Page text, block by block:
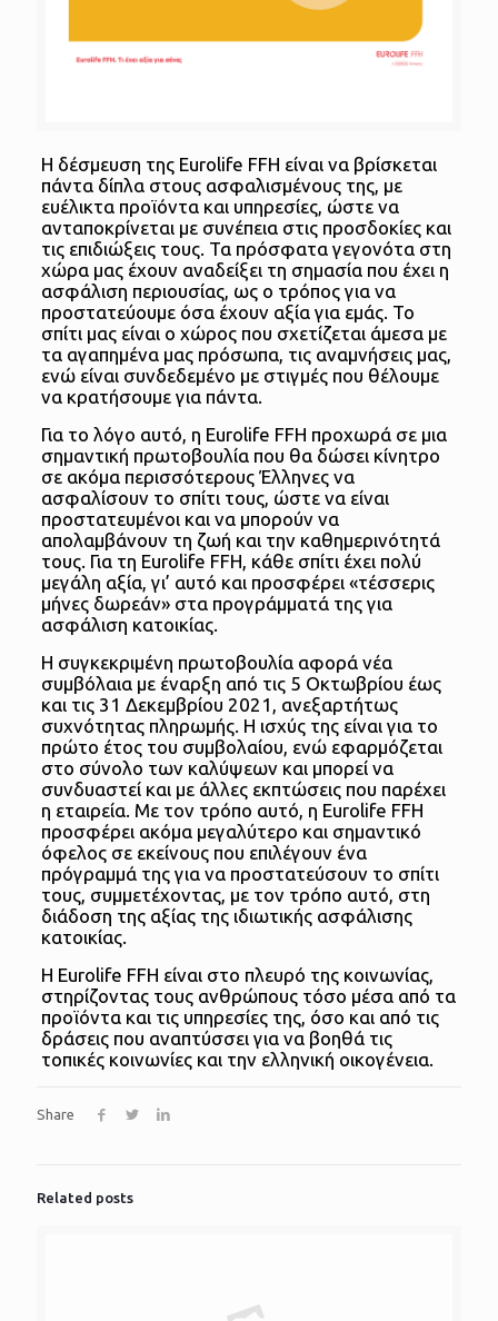
Η δέσμευση της Eurolife FFH είναι να βρίσκεται
πάντα δίπλα στους ασφαλισμένους της, με
ευέλικτα προϊόντα και υπηρεσίες, ώστε να
ανταποκρίνεται με συνέπεια στις προσδοκίες και
τις επιδιώξεις τους. Τα πρόσφατα γεγονότα στη
χώρα μας έχουν αναδείξει τη σημασία που έχει η
ασφάλιση περιουσίας, ως ο τρόπος για να
προστατεύουμε όσα έχουν αξία για εμάς. Το
σπίτι μας είναι ο χώρος που σχετίζεται άμεσα με
τα αγαπημένα μας πρόσωπα, τις αναμνήσεις μας,
ενώ είναι συνδεδεμένο με στιγμές που θέλουμε
να κρατήσουμε για πάντα.
Για το λόγο αυτό, η Eurolife FFH προχωρά σε μια
σημαντική πρωτοβουλία που θα δώσει κίνητρο
σε ακόμα περισσότερους Έλληνες να
ασφαλίσουν το σπίτι τους, ώστε να είναι
προστατευμένοι και να μπορούν να
απολαμβάνουν τη ζωή και την καθημερινότητά
τους. Για τη Eurolife FFH, κάθε σπίτι έχει πολύ
μεγάλη αξία, γι’ αυτό και προσφέρει «τέσσερις
μήνες δωρεάν» στα προγράμματά της για
ασφάλιση κατοικίας.
Η συγκεκριμένη πρωτοβουλία αφορά νέα
συμβόλαια με έναρξη από τις 5 Οκτωβρίου έως
και τις 31 Δεκεμβρίου 2021, ανεξαρτήτως
συχνότητας πληρωμής. Η ισχύς της είναι για το
πρώτο έτος του συμβολαίου, ενώ εφαρμόζεται
στο σύνολο των καλύψεων και μπορεί να
συνδυαστεί και με άλλες εκπτώσεις που παρέχει
η εταιρεία. Με τον τρόπο αυτό, η Eurolife FFH
προσφέρει ακόμα μεγαλύτερο και σημαντικό
όφελος σε εκείνους που επιλέγουν ένα
πρόγραμμά της για να προστατεύσουν το σπίτι
τους, συμμετέχοντας, με τον τρόπο αυτό, στη
διάδοση της αξίας της ιδιωτικής ασφάλισης
κατοικίας.
Η Eurolife FFH είναι στο πλευρό της κοινωνίας,
στηρίζοντας τους ανθρώπους τόσο μέσα από τα
προϊόντα και τις υπηρεσίες της, όσο και από τις
δράσεις που αναπτύσσει για να βοηθά τις
τοπικές κοινωνίες και την ελληνική οικογένεια.
Share
Related posts